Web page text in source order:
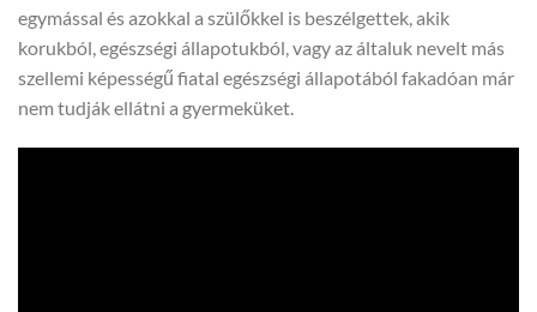
egymással és azokkal a szülőkkel is beszélgettek, akik
korukból, egészségi állapotukból, vagy az általuk nevelt más
szellemi képességű fiatal egészségi állapotából fakadóan már
nem tudják ellátni a gyermeküket.